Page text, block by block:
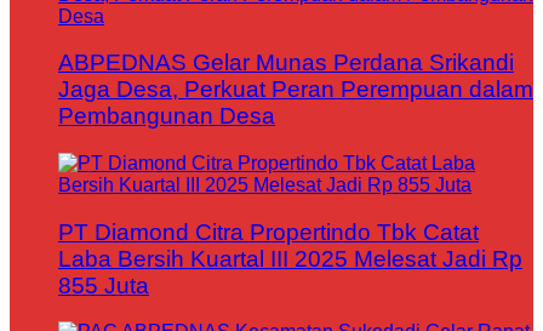
ABPEDNAS Gelar Munas Perdana Srikandi
Jaga Desa, Perkuat Peran Perempuan dalam
Pembangunan Desa
PT Diamond Citra Propertindo Tbk Catat
Laba Bersih Kuartal III 2025 Melesat Jadi Rp
855 Juta